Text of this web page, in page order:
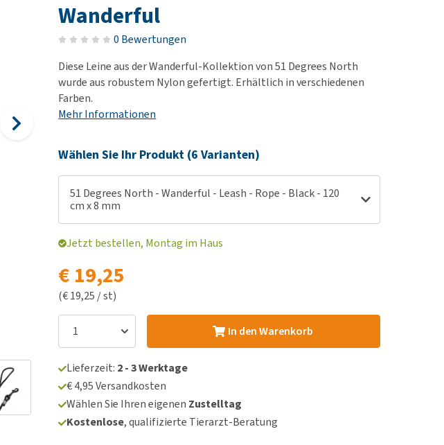
Medizinisches Zubehör
Alles ansehen
Harn-, Nieren- und
Leberprobleme
Haut-/Fellprobleme und
Juckreiz
Nierenproblemen
Alles ansehen
Wanderful
0 Bewertungen
Diese Leine aus der Wanderful-Kollektion von 51 Degrees North
wurde aus robustem Nylon gefertigt. Erhältlich in verschiedenen
Farben.
Mehr Informationen
Wählen Sie Ihr Produkt (6 Varianten)
51 Degrees North - Wanderful - Leash - Rope - Black - 120
cm x 8 mm
Jetzt bestellen, Montag im Haus
€ 19,25
(€ 19,25 / st)
In den Warenkorb
Lieferzeit: 2 - 3 Werktage
€ 4,95 Versandkosten
Wählen Sie Ihren eigenen Zustelltag
Kostenlose, qualifizierte Tierarzt-Beratung